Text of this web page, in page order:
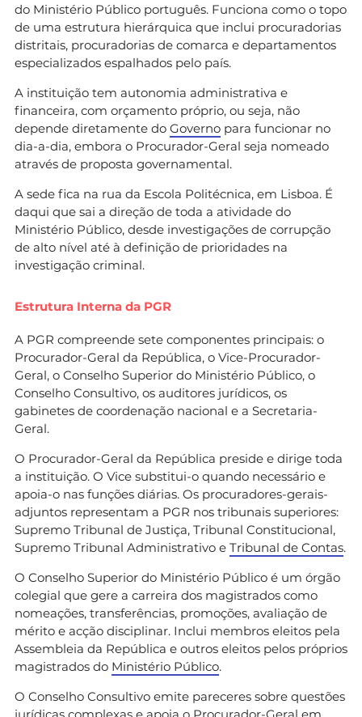
do Ministério Público português. Funciona como o topo
de uma estrutura hierárquica que inclui procuradorias
distritais, procuradorias de comarca e departamentos
especializados espalhados pelo país.
A instituição tem autonomia administrativa e
financeira, com orçamento próprio, ou seja, não
depende diretamente do Governo para funcionar no
dia-a-dia, embora o Procurador-Geral seja nomeado
através de proposta governamental.
A sede fica na rua da Escola Politécnica, em Lisboa. É
daqui que sai a direção de toda a atividade do
Ministério Público, desde investigações de corrupção
de alto nível até à definição de prioridades na
investigação criminal.
Estrutura Interna da PGR
A PGR compreende sete componentes principais: o
Procurador-Geral da República, o Vice-Procurador-
Geral, o Conselho Superior do Ministério Público, o
Conselho Consultivo, os auditores jurídicos, os
gabinetes de coordenação nacional e a Secretaria-
Geral.
O Procurador-Geral da República preside e dirige toda
a instituição. O Vice substitui-o quando necessário e
apoia-o nas funções diárias. Os procuradores-gerais-
adjuntos representam a PGR nos tribunais superiores:
Supremo Tribunal de Justiça, Tribunal Constitucional,
Supremo Tribunal Administrativo e Tribunal de Contas.
O Conselho Superior do Ministério Público é um órgão
colegial que gere a carreira dos magistrados como
nomeações, transferências, promoções, avaliação de
mérito e acção disciplinar. Inclui membros eleitos pela
Assembleia da República e outros eleitos pelos próprios
magistrados do Ministério Público.
O Conselho Consultivo emite pareceres sobre questões
jurídicas complexas e apoia o Procurador-Geral em